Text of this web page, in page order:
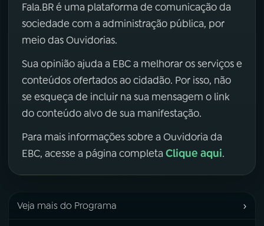
Fala.BR é uma plataforma de comunicação da
sociedade com a administração pública, por
meio das Ouvidorias.
Sua opinião ajuda a EBC a melhorar os serviços e
conteúdos ofertados ao cidadão. Por isso, não
se esqueça de incluir na sua mensagem o link
do conteúdo alvo de sua manifestação.
Para mais informações sobre a Ouvidoria da
EBC, acesse a página completa Clique aqui.
Veja mais do Programa ›